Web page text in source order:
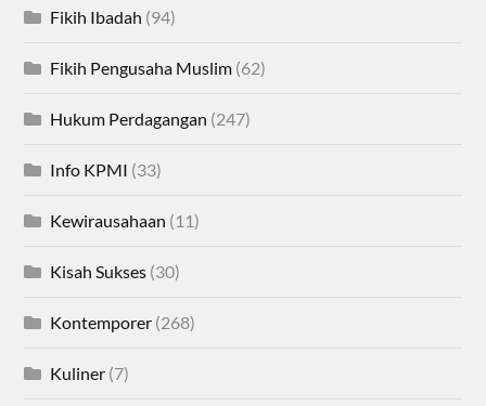
Fikih Ibadah (94)
Fikih Pengusaha Muslim (62)
Hukum Perdagangan (247)
Info KPMI (33)
Kewirausahaan (11)
Kisah Sukses (30)
Kontemporer (268)
Kuliner (7)